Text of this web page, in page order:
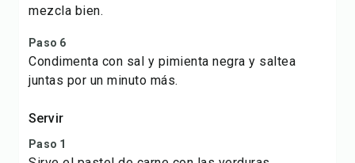
mezcla bien.
Paso 6
Condimenta con sal y pimienta negra y saltea
juntas por un minuto más.
Servir
Paso 1